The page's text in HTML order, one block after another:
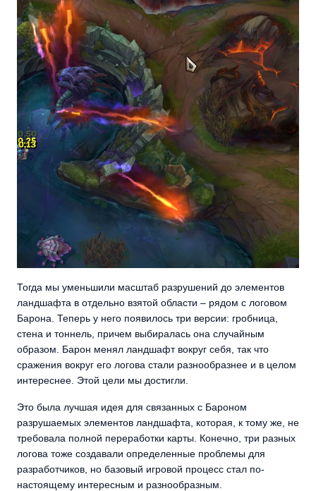
Тогда мы уменьшили масштаб разрушений до элементов
ландшафта в отдельно взятой области – рядом с логовом
Барона. Теперь у него появилось три версии: гробница,
стена и тоннель, причем выбиралась она случайным
образом. Барон менял ландшафт вокруг себя, так что
сражения вокруг его логова стали разнообразнее и в целом
интереснее. Этой цели мы достигли.
Это была лучшая идея для связанных с Бароном
разрушаемых элементов ландшафта, которая, к тому же, не
требовала полной переработки карты. Конечно, три разных
логова тоже создавали определенные проблемы для
разработчиков, но базовый игровой процесс стал по-
настоящему интересным и разнообразным.